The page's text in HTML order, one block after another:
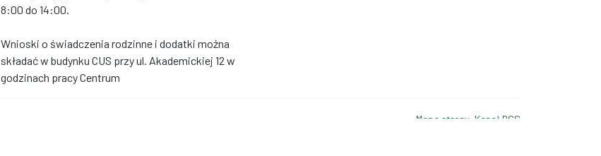
8:00 do 14:00.
Wnioski o świadczenia rodzinne i dodatki można
składać w budynku CUS przy ul. Akademickiej 12 w
godzinach pracy Centrum
Mapa strony Kanał RSS